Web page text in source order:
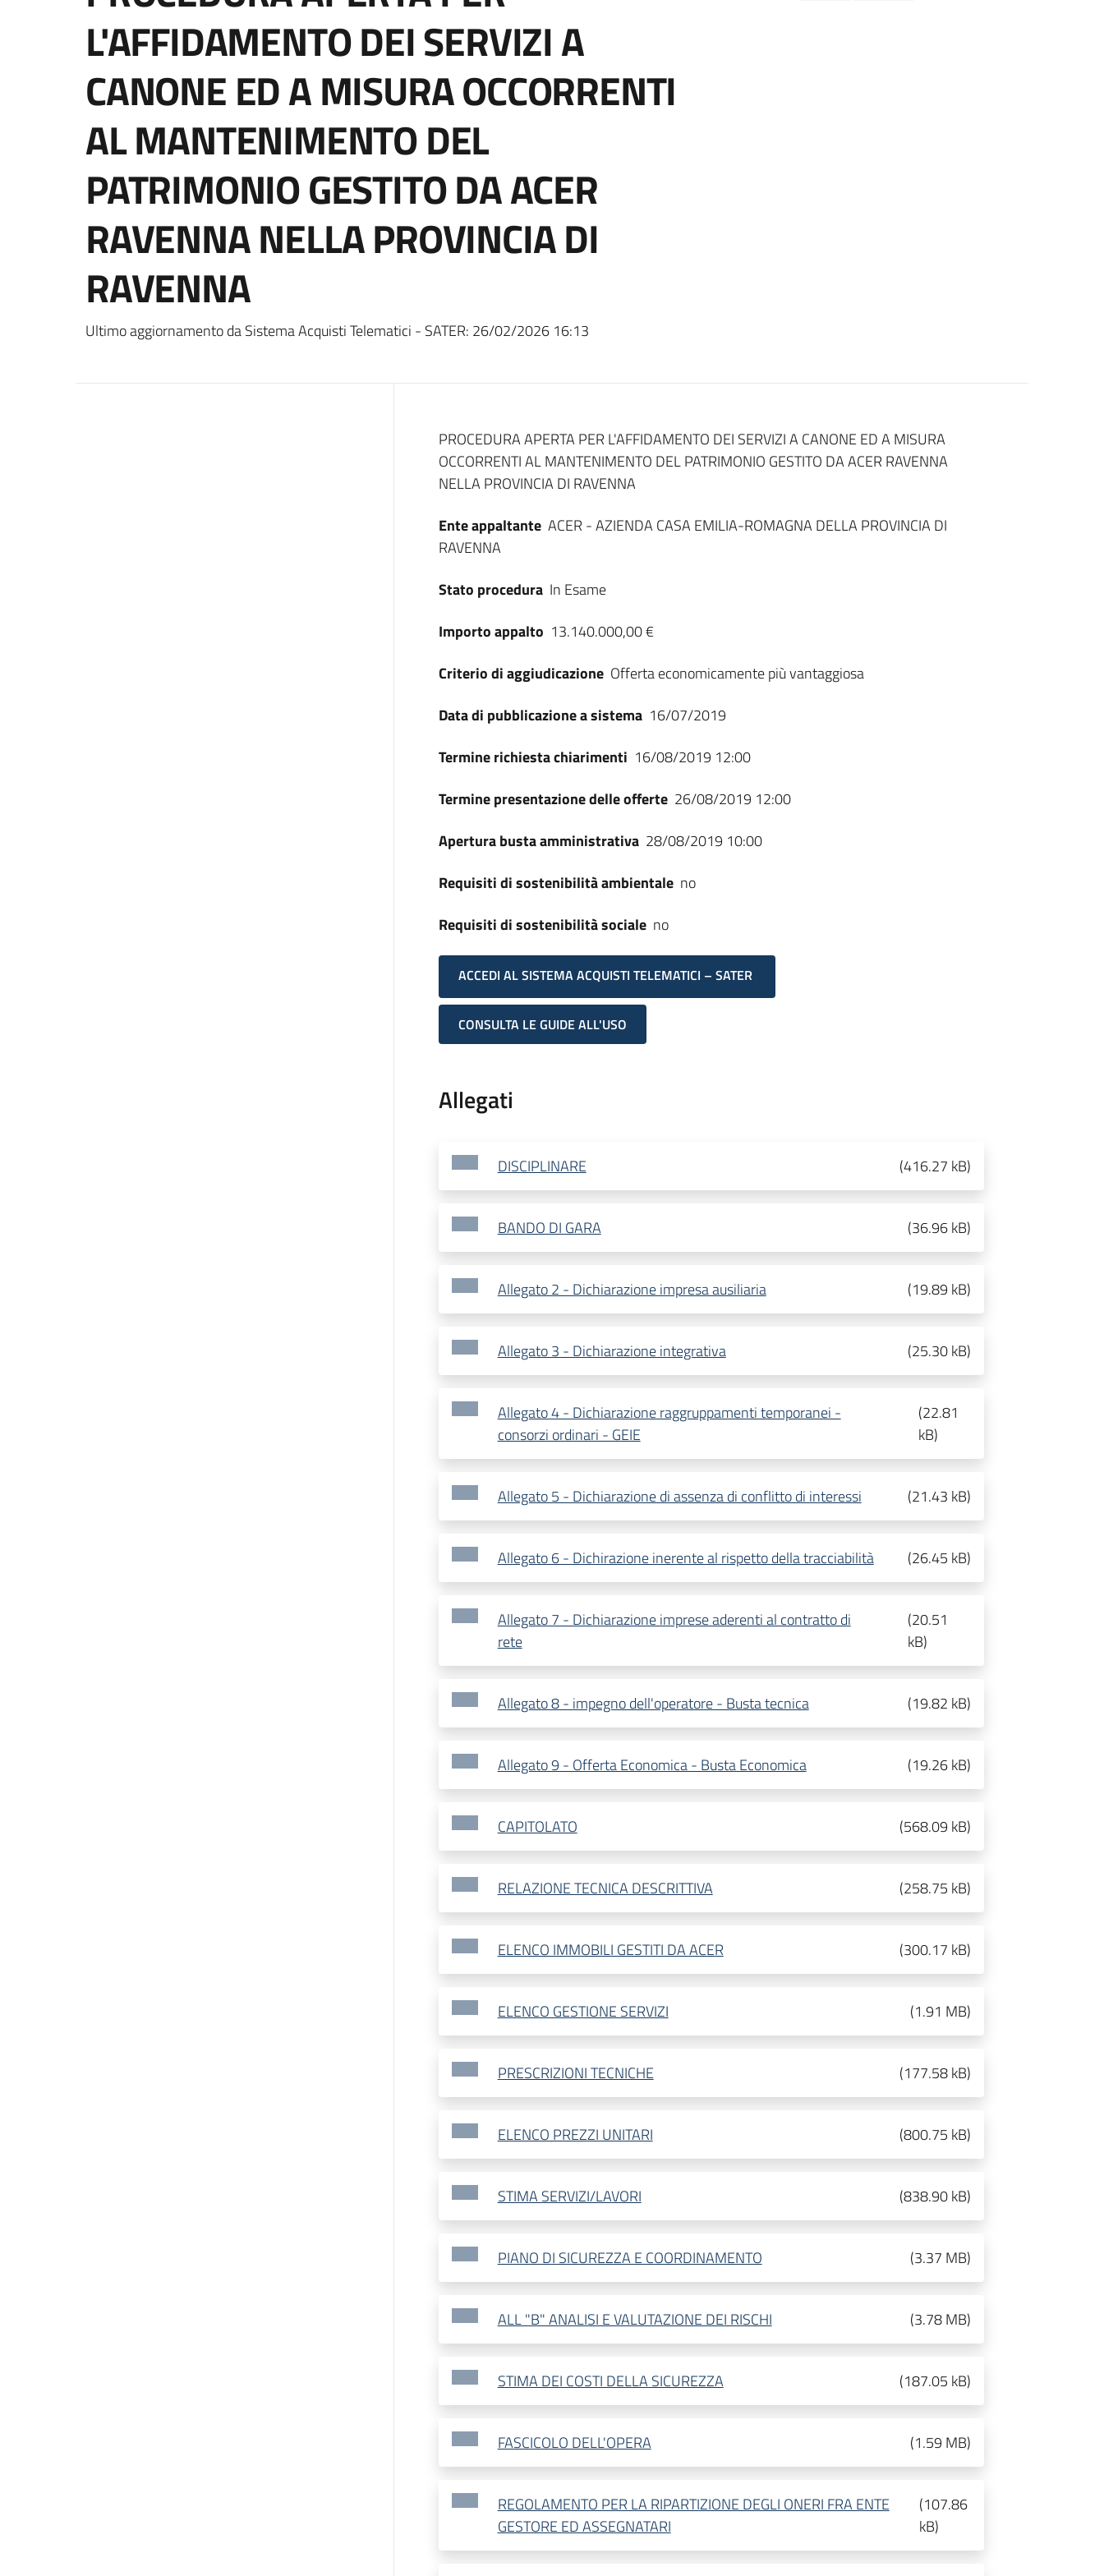
L'AFFIDAMENTO DEI SERVIZI A
CANONE ED A MISURA OCCORRENTI
AL MANTENIMENTO DEL
PATRIMONIO GESTITO DA ACER
RAVENNA NELLA PROVINCIA DI
RAVENNA
Ultimo aggiornamento da Sistema Acquisti Telematici - SATER: 26/02/2026 16:13
Dati del bando
PROCEDURA APERTA PER L'AFFIDAMENTO DEI SERVIZI A CANONE ED A MISURA
OCCORRENTI AL MANTENIMENTO DEL PATRIMONIO GESTITO DA ACER RAVENNA
NELLA PROVINCIA DI RAVENNA
Ente appaltante ACER - AZIENDA CASA EMILIA-ROMAGNA DELLA PROVINCIA DI
RAVENNA
Stato procedura In Esame
Importo appalto 13.140.000,00 €
Criterio di aggiudicazione Offerta economicamente più vantaggiosa
Data di pubblicazione a sistema 16/07/2019
Termine richiesta chiarimenti 16/08/2019 12:00
Termine presentazione delle offerte 26/08/2019 12:00
Apertura busta amministrativa 28/08/2019 10:00
Requisiti di sostenibilità ambientale no
Requisiti di sostenibilità sociale no
ACCEDI AL SISTEMA ACQUISTI TELEMATICI – SATER
CONSULTA LE GUIDE ALL'USO
Allegati
DISCIPLINARE (416.27 kB)
BANDO DI GARA (36.96 kB)
Allegato 2 - Dichiarazione impresa ausiliaria (19.89 kB)
Allegato 3 - Dichiarazione integrativa (25.30 kB)
Allegato 4 - Dichiarazione raggruppamenti temporanei -
consorzi ordinari - GEIE
(22.81
kB)
Allegato 5 - Dichiarazione di assenza di conflitto di interessi (21.43 kB)
Allegato 6 - Dichirazione inerente al rispetto della tracciabilità (26.45 kB)
Allegato 7 - Dichiarazione imprese aderenti al contratto di
rete
(20.51
kB)
Allegato 8 - impegno dell'operatore - Busta tecnica (19.82 kB)
Allegato 9 - Offerta Economica - Busta Economica (19.26 kB)
CAPITOLATO (568.09 kB)
RELAZIONE TECNICA DESCRITTIVA (258.75 kB)
ELENCO IMMOBILI GESTITI DA ACER (300.17 kB)
ELENCO GESTIONE SERVIZI (1.91 MB)
PRESCRIZIONI TECNICHE (177.58 kB)
ELENCO PREZZI UNITARI (800.75 kB)
STIMA SERVIZI/LAVORI (838.90 kB)
PIANO DI SICUREZZA E COORDINAMENTO (3.37 MB)
ALL "B" ANALISI E VALUTAZIONE DEI RISCHI (3.78 MB)
STIMA DEI COSTI DELLA SICUREZZA (187.05 kB)
FASCICOLO DELL'OPERA (1.59 MB)
REGOLAMENTO PER LA RIPARTIZIONE DEGLI ONERI FRA ENTE
GESTORE ED ASSEGNATARI
(107.86
kB)